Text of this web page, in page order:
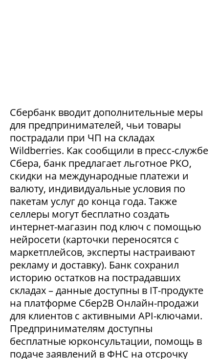
Сбербанк вводит дополнительные меры
для предпринимателей, чьи товары
пострадали при ЧП на складах
Wildberries. Как сообщили в пресс-службе
Сбера, банк предлагает льготное РКО,
скидки на международные платежи и
валюту, индивидуальные условия по
пакетам услуг до конца года. Также
селлеры могут бесплатно создать
интернет-магазин под ключ с помощью
нейросети (карточки переносятся с
маркетплейсов, эксперты настраивают
рекламу и доставку). Банк сохранил
историю остатков на пострадавших
складах – данные доступны в IT-продукте
на платформе Сбер2В Онлайн-продажи
для клиентов с активными API-ключами.
Предпринимателям доступны
бесплатные юрконсультации, помощь в
подаче заявлений в ФНС на отсрочку